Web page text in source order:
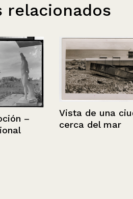
relacionados
–
Vista de una ciudad
cerca del mar